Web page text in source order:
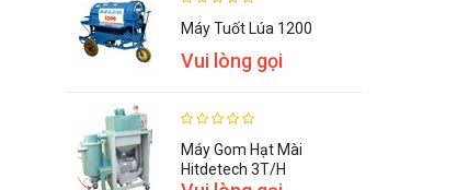
Máy Tuốt Lúa 1200
Vui lòng gọi
Máy Gom Hạt Mài
Hitdetech 3T/h